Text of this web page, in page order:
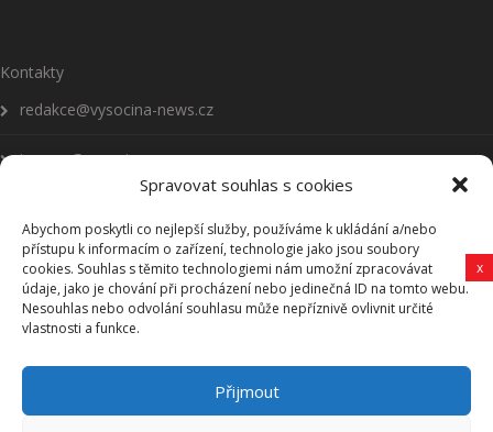
Spravovat souhlas s cookies
Abychom poskytli co nejlepší služby, používáme k ukládání a/nebo
přístupu k informacím o zařízení, technologie jako jsou soubory
cookies. Souhlas s těmito technologiemi nám umožní zpracovávat
údaje, jako je chování při procházení nebo jedinečná ID na tomto webu.
Nesouhlas nebo odvolání souhlasu může nepříznivě ovlivnit určité
vlastnosti a funkce.
Přijmout
Kontakty
redakce@vysocina-news.cz
inzerce@vysocina-news.cz
Přihlásit se k odběru novinek
Všeobecné podmínky
x